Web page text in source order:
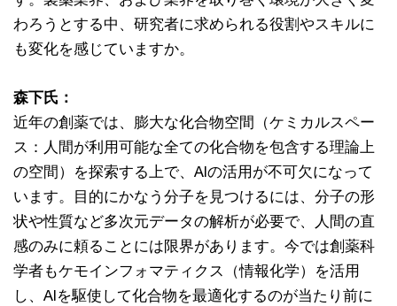
わろうとする中、研究者に求められる役割やスキルに
も変化を感じていますか。
森下氏：
近年の創薬では、膨大な化合物空間（ケミカルスペー
ス：人間が利用可能な全ての化合物を包含する理論上
の空間）を探索する上で、AIの活用が不可欠になって
います。目的にかなう分子を見つけるには、分子の形
状や性質など多次元データの解析が必要で、人間の直
感のみに頼ることには限界があります。今では創薬科
学者もケモインフォマティクス（情報化学）を活用
し、AIを駆使して化合物を最適化するのが当たり前に